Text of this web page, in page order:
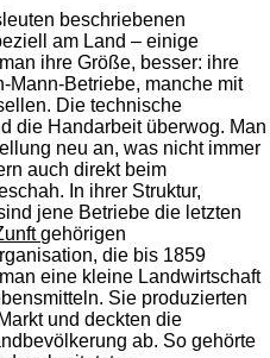
beschriebenen
am Land – einige
ihre Größe, besser: ihre
Mann-Betriebe, manche mit
Die technische
die Handarbeit überwog. Man
neu an, was nicht immer
auch direkt beim
In ihrer Struktur,
jene Betriebe die letzten
gehörigen
die bis 1859
eine kleine Landwirtschaft
Sie produzierten
und deckten die
ab. So gehörte